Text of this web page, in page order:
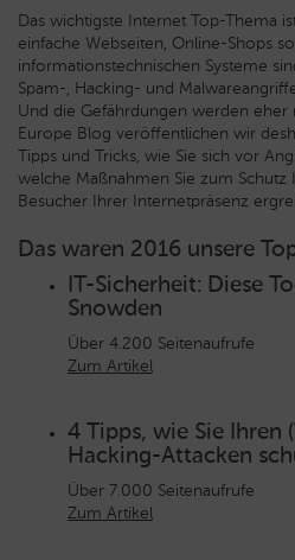
Das wichtigste Internet Top-Thema
einfache Webseiten, Online-Shops
informationstechnischen Systeme
Spam-, Hacking- und
Und die Gefährdungen werden
Europe Blog veröffentlichen wir
Tipps und Tricks, wie Sie sich vor
welche Maßnahmen Sie zum
Besucher Ihrer Internetpräsenz
Das waren 2016 unsere
IT-Sicherheit: Diese
Snowden
Über 4.200 Seitenaufrufe
Zum Artikel
4 Tipps, wie Sie Ihren
Hacking-Attacken
Über 7.000 Seitenaufrufe
Zum Artikel